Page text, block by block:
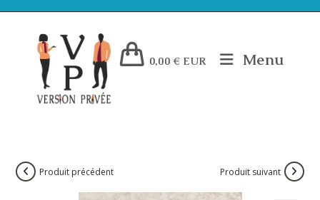
0,00 € EUR Menu
Produit précédent Produit suivant